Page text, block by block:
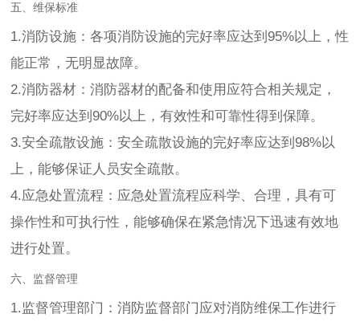
五、维保标准
1.消防设施：各项消防设施的完好率应达到95%以上，性
能正常，无明显故障。
2.消防器材：消防器材的配备和使用应符合相关规定，
完好率应达到90%以上，有效性和可靠性得到保障。
3.安全疏散设施：安全疏散设施的完好率应达到98%以
上，能够保证人员安全疏散。
4.应急处置流程：应急处置流程应科学、合理，具有可
操作性和可执行性，能够确保在紧急情况下迅速有效地
进行处置。
六、监督管理
1.监督管理部门：消防监督部门应对消防维保工作进行